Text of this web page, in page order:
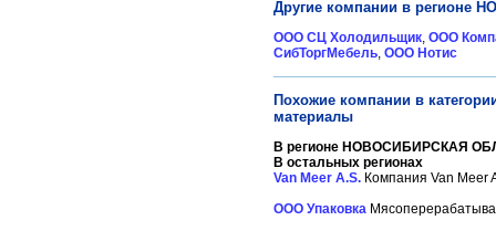
Другие компании в регионе
ООО СЦ Холодильщик, ООО
СибТоргМебель, ООО Нотис
Похожие компании в
материалы
В регионе НОВОСИБИРСКАЯ
В остальных регионах
Van Meer A.S. Компания Van Meer
ООО Упаковка